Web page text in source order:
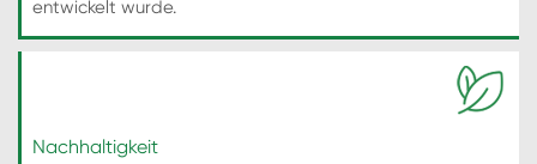
entwickelt wurde.
Nachhaltigkeit